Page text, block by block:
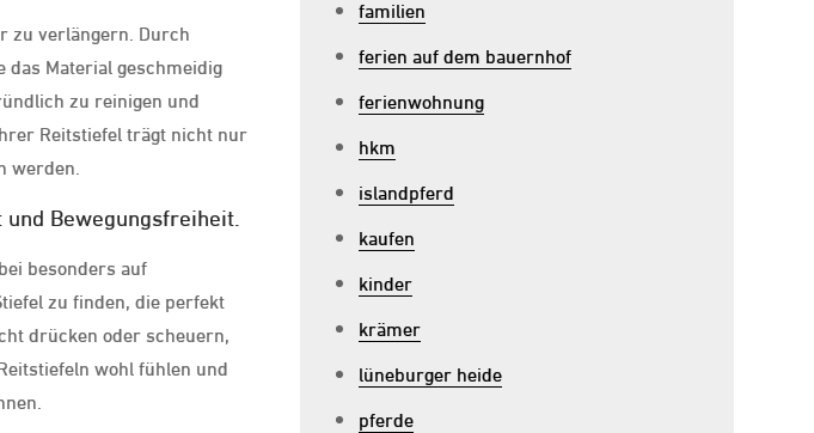
zu verlängern. Durch
das Material geschmeidig
zu reinigen und
Reitstiefel trägt nicht nur
werden.
Bewegungsfreiheit.
besonders auf
zu finden, die perfekt
drücken oder scheuern,
wohl fühlen und
familien
ferien auf dem bauernhof
ferienwohnung
hkm
islandpferd
kaufen
kinder
krämer
lüneburger heide
pferde